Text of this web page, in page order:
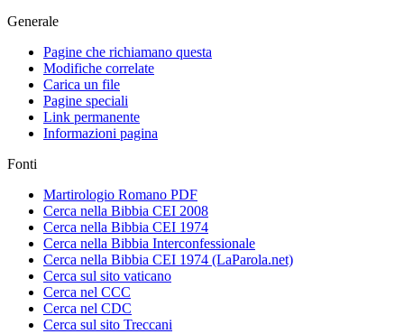
Generale
Pagine che richiamano questa
Modifiche correlate
Carica un file
Pagine speciali
Link permanente
Informazioni pagina
Fonti
Martirologio Romano PDF
Cerca nella Bibbia CEI 2008
Cerca nella Bibbia CEI 1974
Cerca nella Bibbia Interconfessionale
Cerca nella Bibbia CEI 1974 (LaParola.net)
Cerca sul sito vaticano
Cerca nel CCC
Cerca nel CDC
Cerca sul sito Treccani